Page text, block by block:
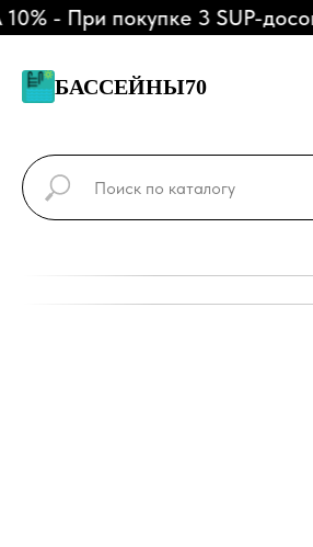
- При покупке 3 SUP-досок
БАССЕЙНЫ70